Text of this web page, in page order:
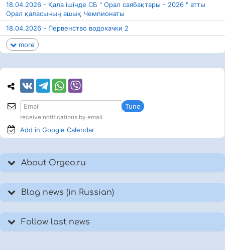
18.04.2026 - Қала ішінде СБ " Орал саябақтары - 2026 " атты
Орал қаласының ашық Чемпионаты
18.04.2026 - Первенство водокачки 2
more
Tune
receive notifications by email
Add in Google Calendar
About Orgeo.ru
Blog news (in Russian)
Follow last news